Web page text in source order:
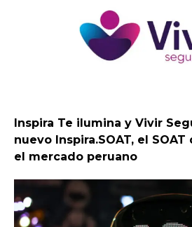
Inspira Te ilumina y Vivir
nuevo Inspira.SOAT, el
el mercado peruano